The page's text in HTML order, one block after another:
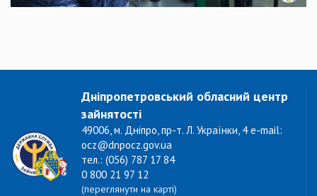
Дніпропетровський обласний центр
зайнятості
49006, м. Дніпро, пр-т. Л. Українки, 4 e-mail:
ocz@dnpocz.gov.ua
тел.: (056) 787 17 84
0 800 21 97 12
(переглянути на карті)